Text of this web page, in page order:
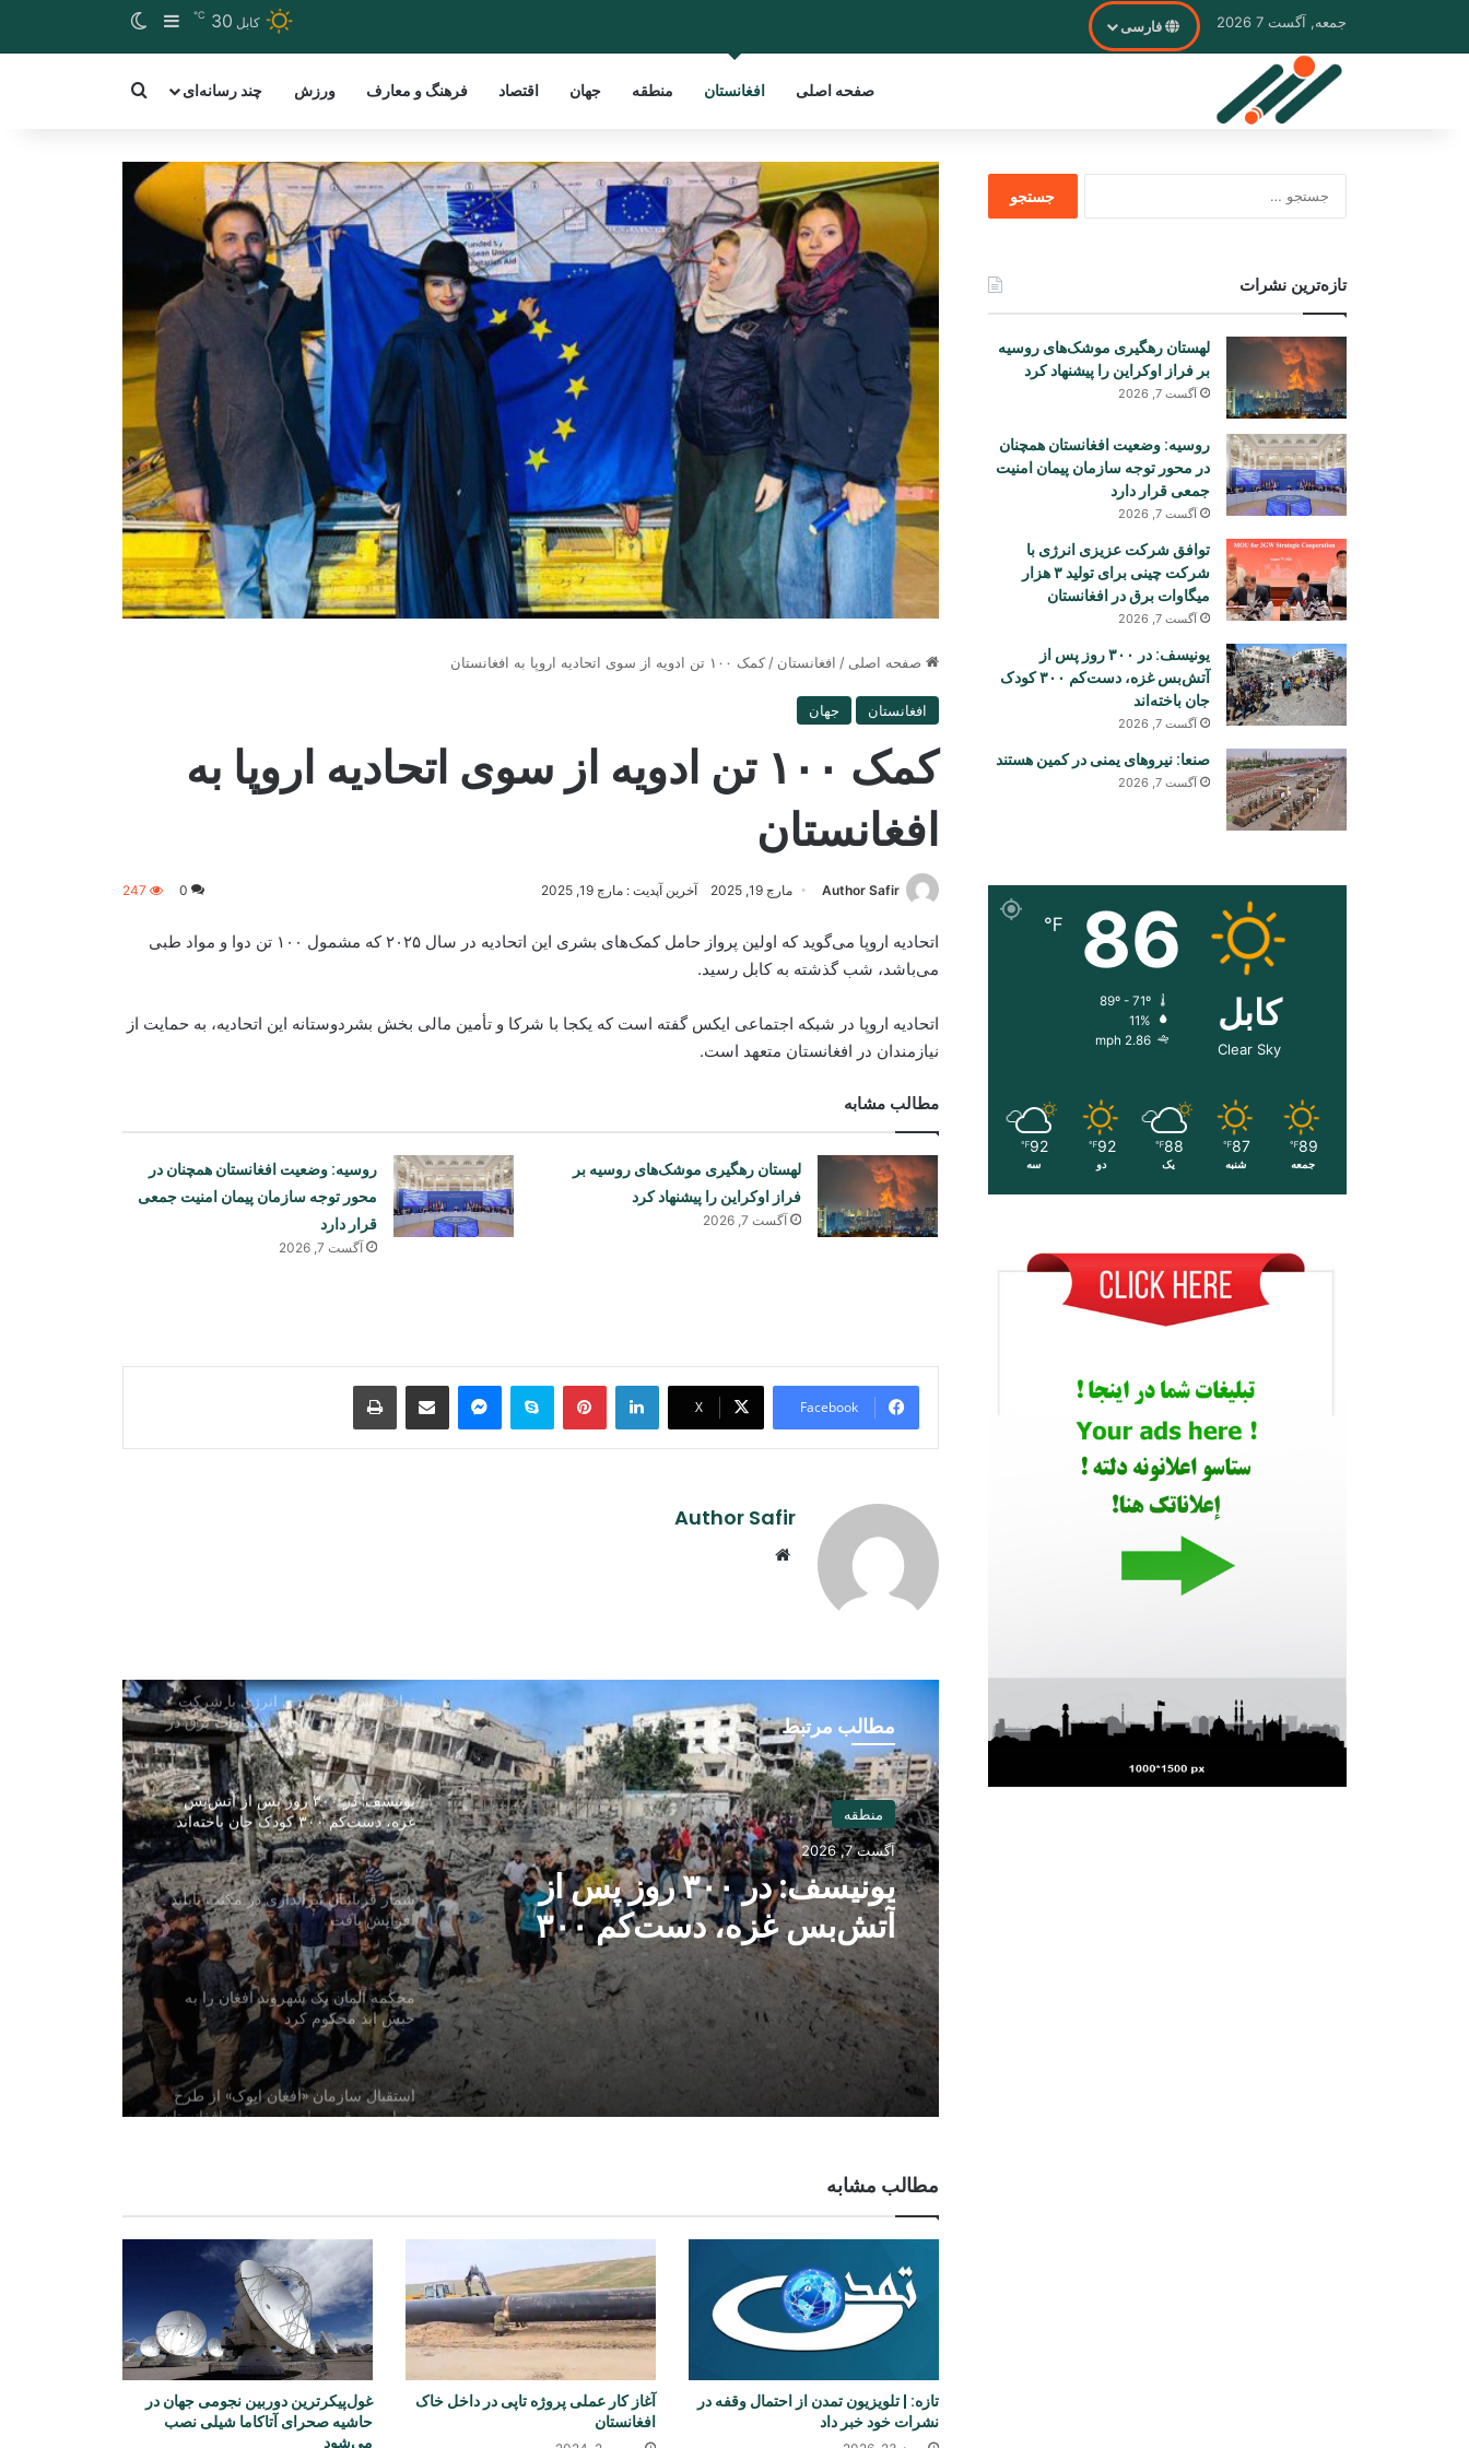
جمعه, آگست 7 2026 فارسی کابل 30
℃
Sidebar
صفحه اصلی افغانستان منطقه جهان اقتصاد فرهنگ و معارف ورزش چند رسانه‌ای for a word
صفحه اصلی / افغانستان / کمک ۱۰۰ تن ادویه از سوی اتحادیه اروپا به افغانستان
افغانستان جهان
کمک ۱۰۰ تن ادویه از سوی اتحادیه اروپا به
افغانستان
Author Safir مارچ 19, 2025 آخرین آپدیت : مارچ 19, 2025 0
247
‏اتحادیه اروپا می‌گوید که اولین پرواز حامل کمک‌های بشری این اتحادیه در سال ۲۰۲۵ که مشمول ۱۰۰ تن دوا و مواد طبی
می‌باشد، شب گذشته به کابل رسید.
اتحادیه اروپا در شبکه اجتماعی ایکس گفته است که یکجا با شرکا و تأمین مالی بخش بشردوستانه این اتحادیه، به حمایت از
نیازمندان در افغانستان متعهد است.
مطالب مشابه
لهستان رهگیری موشک‌های روسیه بر
فراز اوکراین را پیشنهاد کرد
آگست 7, 2026
روسیه: وضعیت افغانستان همچنان در
محور توجه سازمان پیمان امنیت جمعی
قرار دارد
آگست 7, 2026
Facebook
X
LinkedIn
Pinterest
Skype
Messenger
Share via Email
Print
Author Safir
مطالب مرتبط
منطقه
آگست 7, 2026
یونیسف: در ۳۰۰ روز پس از
آتش‌بس غزه، دست‌کم ۳۰۰
کودک جان باخته‌اند
اعتراضات گسترده در ارجنتاین علیه لایحه
جنجالی دولت
ترامپ دستور تحقیق درباره افشای
اطلاعات کمبود تسلیحات امریکا را صادر
توافق شرکت عزیزی انرژی با شرکت
چینی برای تولید ۳ هزار میگاوات برق در
افغانستان
یونیسف: در ۳۰۰ روز پس از آتش‌بس
غزه، دست‌کم ۳۰۰ کودک جان باخته‌اند
شمار قربانیان تیراندازی در مکتب تایلند
افزایش یافت
محکمه آلمان یک شهروند افغان را به
حبس ابد محکوم کرد
استقبال سازمان «افغان ایوک» از طرح
حمایت موقت برای شهروندان افغانستان
جنجالی دولت
تیراندازی مرگبار در یک مکتب تایلند؛ چند
کشته و دست‌کم ۲۰ زخمی
ترامپ دستور تحقیق درباره افشای
اطلاعات کمبود تسلیحات امریکا را صادر
مطالب مشابه
تازه: | تلویزیون تمدن از احتمال وقفه در
نشرات خود خبر داد
آغاز کار عملی پروژه تاپی در داخل خاک
افغانستان
غول‌پیکرترین دوربین نجومی جهان در
حاشیه صحرای آتاکاما شیلی نصب
می‌شود
تازه‌ترین نشرات
لهستان رهگیری موشک‌های روسیه
بر فراز اوکراین را پیشنهاد کرد
آگست 7, 2026
روسیه: وضعیت افغانستان همچنان
در محور توجه سازمان پیمان امنیت
جمعی قرار دارد
آگست 7, 2026
توافق شرکت عزیزی انرژی با
شرکت چینی برای تولید ۳ هزار
میگاوات برق در افغانستان
آگست 7, 2026
یونیسف: در ۳۰۰ روز پس از
آتش‌بس غزه، دست‌کم ۳۰۰ کودک
جان باخته‌اند
آگست 7, 2026
صنعا: نیروهای یمنی در کمین هستند
آگست 7, 2026
کابل
Clear Sky
86
℉
11%
2.86 mph
89
℉
جمعه
87
℉
شنبه
88
℉
یک
92
℉
دو
92
℉
سه